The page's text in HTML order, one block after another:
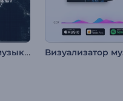
Визуализатор музыки: Пульсирующие частицы